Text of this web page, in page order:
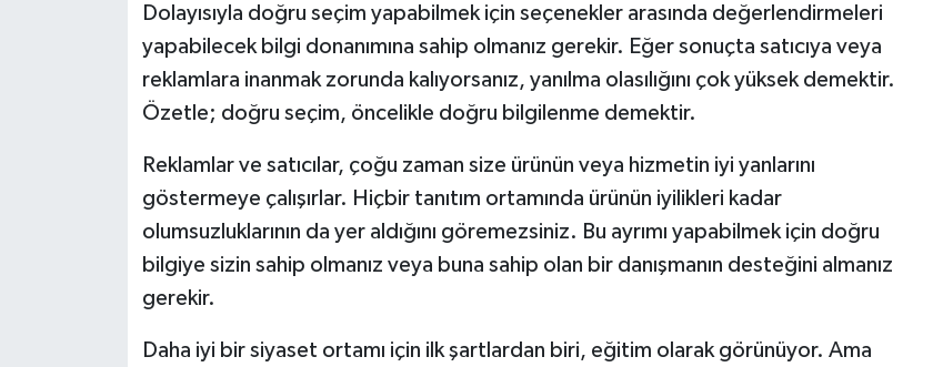
Dolayısıyla doğru seçim yapabilmek için seçenekler arasında değerlendirmeleri
yapabilecek bilgi donanımına sahip olmanız gerekir. Eğer sonuçta satıcıya veya
reklamlara inanmak zorunda kalıyorsanız, yanılma olasılığını çok yüksek demektir.
Özetle; doğru seçim, öncelikle doğru bilgilenme demektir.
Reklamlar ve satıcılar, çoğu zaman size ürünün veya hizmetin iyi yanlarını
göstermeye çalışırlar. Hiçbir tanıtım ortamında ürünün iyilikleri kadar
olumsuzluklarının da yer aldığını göremezsiniz. Bu ayrımı yapabilmek için doğru
bilgiye sizin sahip olmanız veya buna sahip olan bir danışmanın desteğini almanız
gerekir.
Daha iyi bir siyaset ortamı için ilk şartlardan biri, eğitim olarak görünüyor. Ama